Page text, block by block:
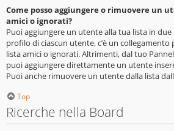
Come posso aggiungere o rimuovere un
amici o ignorati?
Puoi aggiungere un utente alla tua lista in due
profilo di ciascun utente, c’è un collegamento
lista amici o ignorati. Altrimenti, dal tuo
puoi aggiungere direttamente un utente
Puoi anche rimuovere un utente dalla lista
Top
Ricerche nella Board